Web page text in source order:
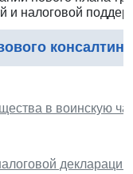
и налоговой
в воинскую